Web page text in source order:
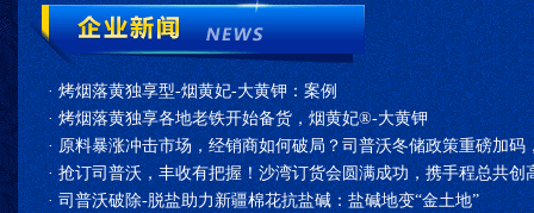
·烤烟落黄独享型-烟黄妃-大黄钾：案例
·烤烟落黄独享各地老铁开始备货，烟黄妃®-大黄钾
·原料暴涨冲击市场，经销商如何破局？司普沃冬储政策重磅加码
·抢订司普沃，丰收有把握！沙湾订货会圆满成功，携手程总共创
·司普沃破除-脱盐助力新疆棉花抗盐碱：盐碱地变“金土地”